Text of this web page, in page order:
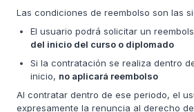
Las condiciones de reembolso son las
El usuario podrá solicitar un
del inicio del curso o diplomado
Si la contratación se realiza dentro
inicio, no aplicará reembolso
Al contratar dentro de ese periodo, el
expresamente la renuncia al derecho